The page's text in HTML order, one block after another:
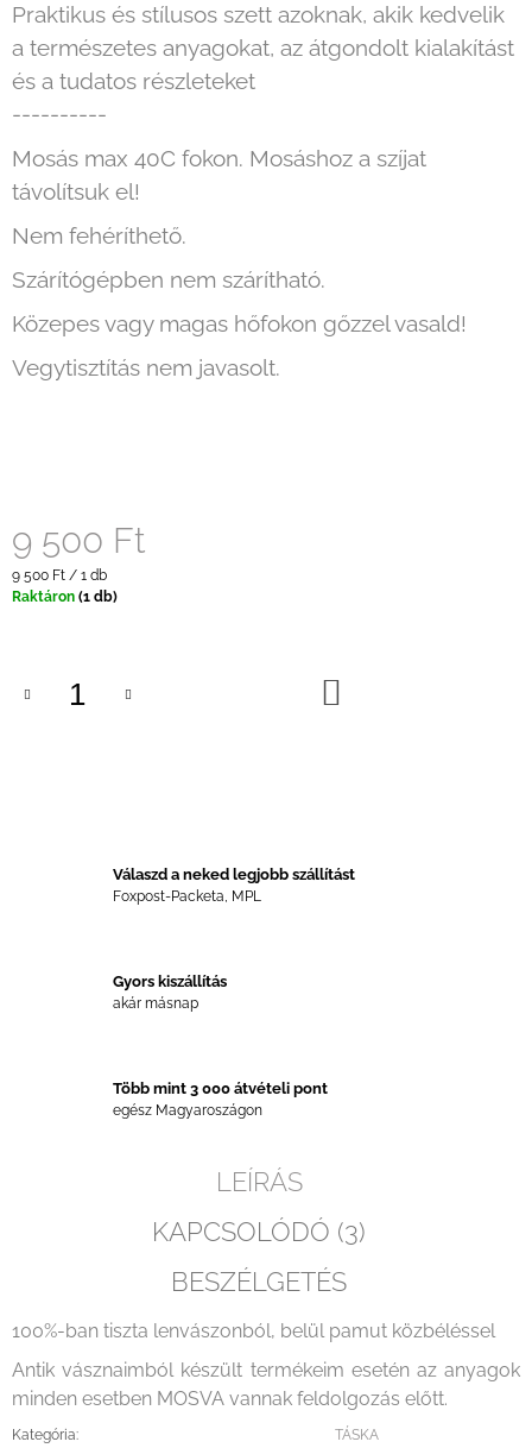
Praktikus és stílusos szett azoknak, akik kedvelik
a természetes anyagokat, az átgondolt kialakítást
és a tudatos részleteket
----------
Mosás max 40C fokon. Mosáshoz a szíjat
távolítsuk el!
Nem fehéríthető.
Szárítógépben nem szárítható.
Közepes vagy magas hőfokon gőzzel vasald!
Vegytisztítás nem javasolt.
9 500 Ft
Egységár:
9 500 Ft / 1 db
Raktáron (1 db)
Válaszd a neked legjobb szállítást
Foxpost-Packeta, MPL
Gyors kiszállítás
akár másnap
Több mint 3 000 átvételi pont
egész Magyaroszágon
LEÍRÁS
KAPCSOLÓDÓ (3)
BESZÉLGETÉS
100%-ban tiszta lenvászonból, belül pamut közbéléssel
Antik vásznaimból készült termékeim esetén az anyagok
minden esetben MOSVA vannak feldolgozás előtt.
Kategória: TÁSKA